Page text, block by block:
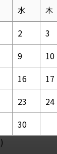
水 木
2 3
9 10
16 17
23 24
30
)